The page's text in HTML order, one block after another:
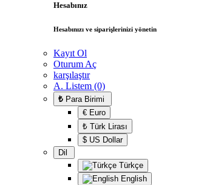
Hesabınız
Hesabınızı ve siparişlerinizi yönetin
Kayıt Ol
Oturum Aç
karşılaştır
A. Listem (0)
₺ Para Birimi
€ Euro
₺ Türk Lirası
$ US Dollar
Dil
Türkçe
English